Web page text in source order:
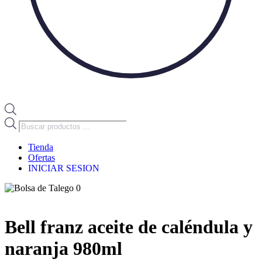
Búsqueda
de
productos
Tienda
Ofertas
INICIAR SESION
0
Bell franz aceite de caléndula y
naranja 980ml